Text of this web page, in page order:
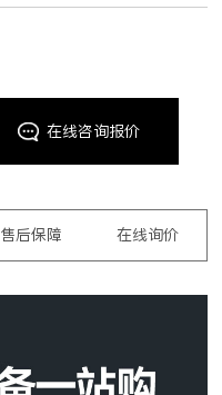
在线咨询报价
售后保障 在线询价